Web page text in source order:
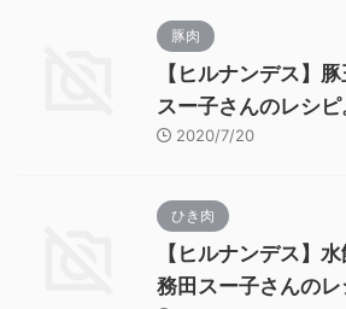
豚肉
【ヒルナンデス】
スー子さんのレシピ
2020/7/20
ひき肉
【ヒルナンデス】
務田スー子さんのレ